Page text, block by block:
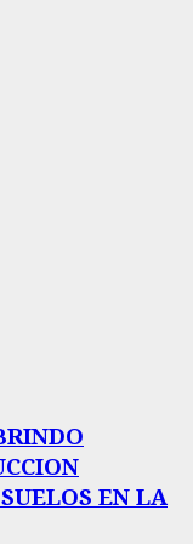
EN LA